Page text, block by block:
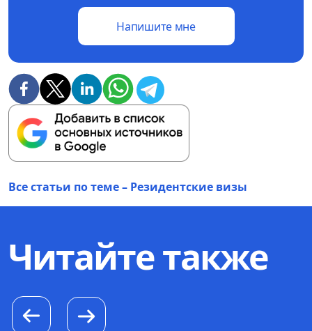
Напишите мне
Все статьи по теме – Резидентские визы
Читайте также